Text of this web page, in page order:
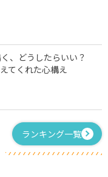
、どうしたらいい？
てくれた心構え
ランキング一覧